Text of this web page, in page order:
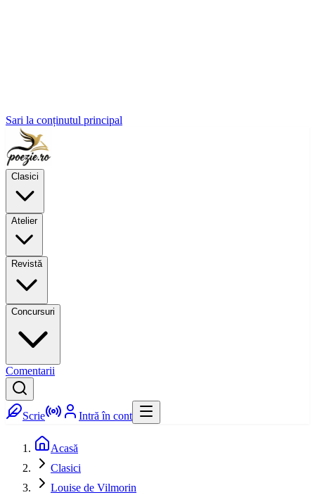
Sari la conținutul principal
Clasici
Atelier
Revistă
Concursuri
Comentarii
Scrie Intră în cont
Acasă
Clasici
Louise de Vilmorin